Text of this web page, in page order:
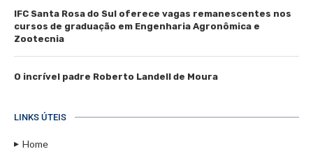
IFC Santa Rosa do Sul oferece vagas remanescentes nos
cursos de graduação em Engenharia Agronômica e
Zootecnia
O incrível padre Roberto Landell de Moura
LINKS ÚTEIS
Home